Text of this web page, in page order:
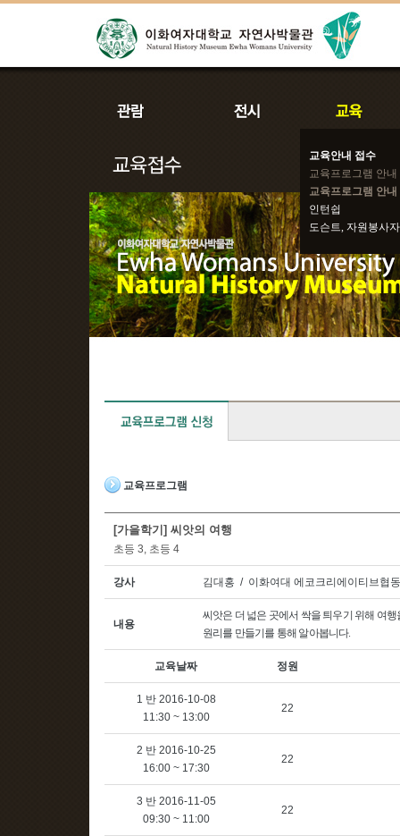
교육안내 접수
교육프로그램 안내
교육프로그램 안내
인턴쉽
도슨트, 자원봉사자
교육프로그램
[가을학기] 씨앗의 여행
초등 3, 초등 4
강사 김대홍 / 이화여대 에코크리에이티브협
내용
씨앗은 더 넓은 곳에서 싹을 틔우기 위해 여행
원리를 만들기를 통해 알아봅니다.
교육날짜 정원
1 반 2016-10-08
11:30 ~ 13:00
22
2 반 2016-10-25
16:00 ~ 17:30
22
3 반 2016-11-05
09:30 ~ 11:00
22